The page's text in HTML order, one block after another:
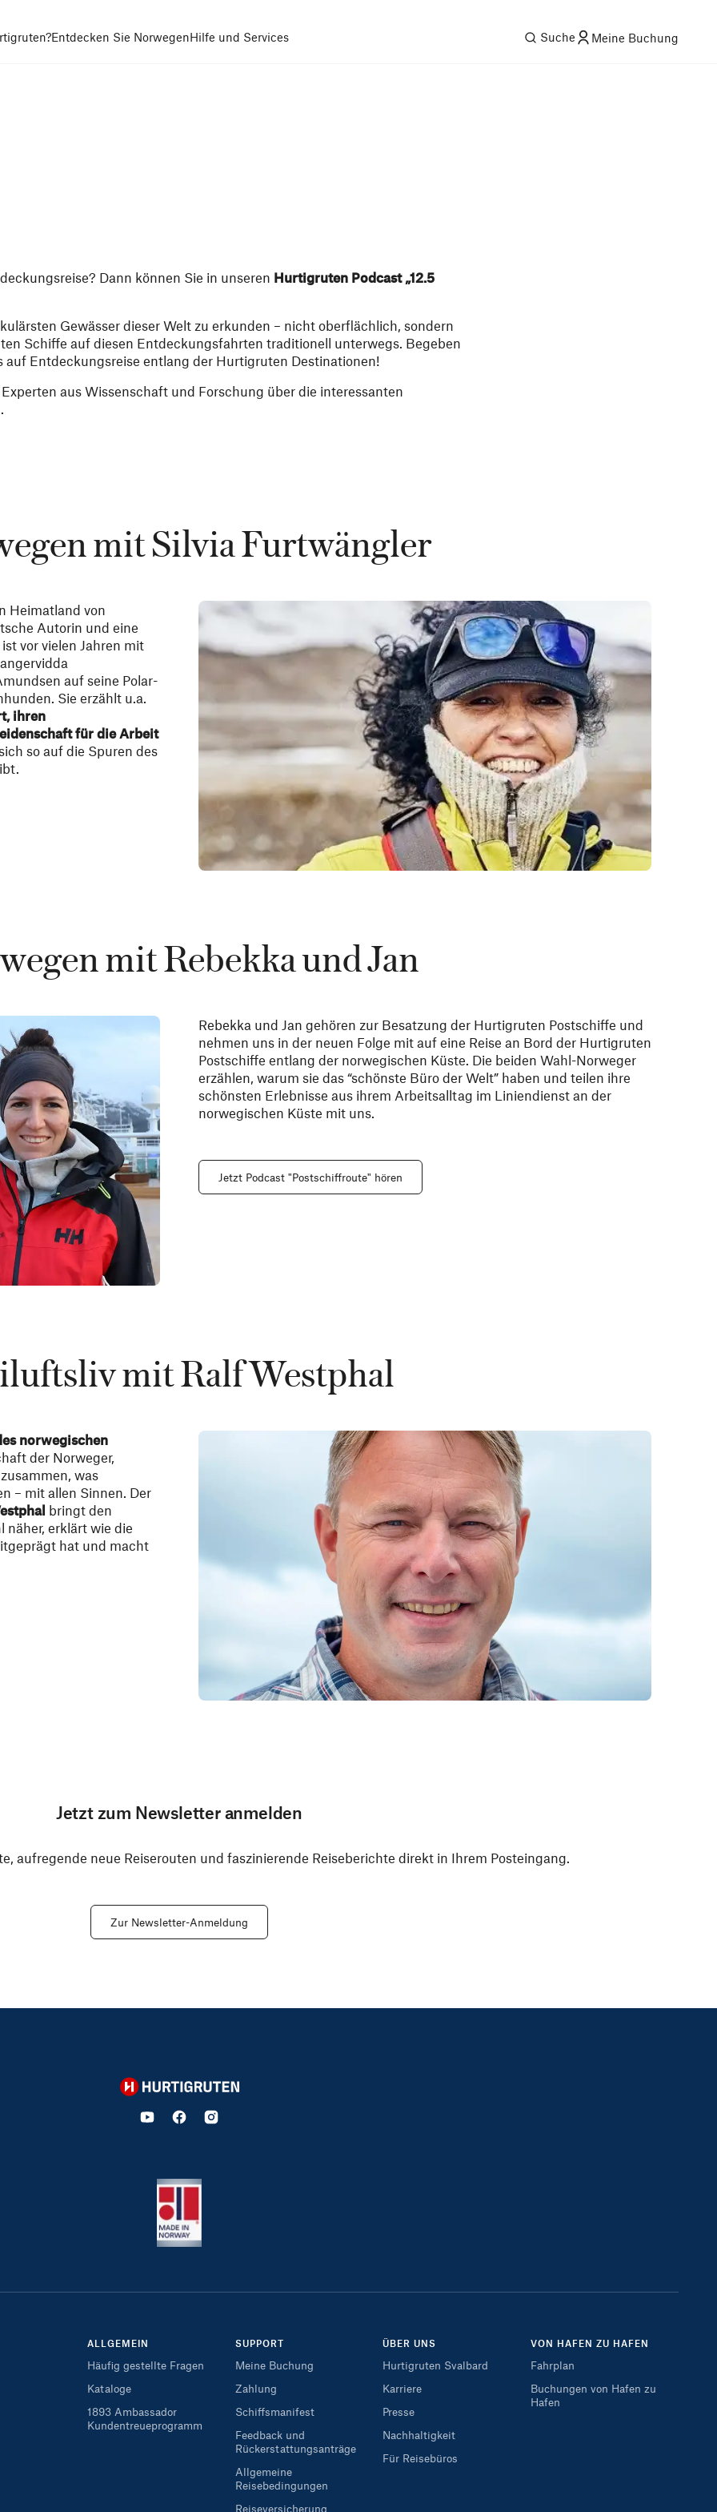
Entdecken Sie NorwegenHilfe und Services Suche Meine Buchung
Dann können Sie in unseren Hurtigruten Podcast „12.5
Gewässer dieser Welt zu erkunden – nicht oberflächlich, sondern
Schiffe auf diesen Entdeckungsfahrten traditionell unterwegs. Begeben
auf Entdeckungsreise entlang der Hurtigruten Destinationen!
aus Wissenschaft und Forschung über die interessanten
mit Silvia Furtwängler
Heimatland von
Autorin und eine
vor vielen Jahren mit
auf seine Polar-
Sie erzählt u.a.
ihren
für die Arbeit
so auf die Spuren des
mit Rebekka und Jan
Rebekka und Jan gehören zur Besatzung der Hurtigruten Postschiffe und
nehmen uns in der neuen Folge mit auf eine Reise an Bord der Hurtigruten
Postschiffe entlang der norwegischen Küste. Die beiden Wahl-Norweger
erzählen, warum sie das “schönste Büro der Welt” haben und teilen ihre
schönsten Erlebnisse aus ihrem Arbeitsalltag im Liniendienst an der
norwegischen Küste mit uns.
Jetzt Podcast "Postschiffroute" hören
mit Ralf Westphal
norwegischen
der Norweger,
was
– mit allen Sinnen. Der
bringt den
näher, erklärt wie die
hat und macht
Jetzt zum Newsletter anmelden
aufregende neue Reiserouten und faszinierende Reiseberichte direkt in Ihrem Posteingang.
Zur Newsletter-Anmeldung
Hurtigruten
ALLGEMEIN
Häufig gestellte Fragen
Kataloge
1893 Ambassador
Kundentreueprogramm
SUPPORT
Meine Buchung
Zahlung
Schiffsmanifest
Feedback und
Rückerstattungsanträge
Allgemeine
Reisebedingungen
Reiseversicherung
ÜBER UNS
Hurtigruten Svalbard
Karriere
Presse
Nachhaltigkeit
Für Reisebüros
VON HAFEN ZU HAFEN
Fahrplan
Buchungen von Hafen zu
Hafen